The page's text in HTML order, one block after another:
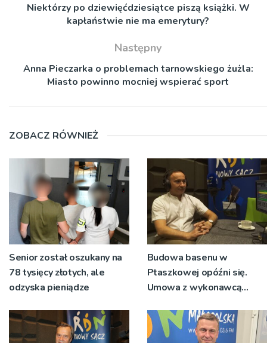
Niektórzy po dziewięćdziesiątce piszą książki. W
kapłaństwie nie ma emerytury?
Następny
Anna Pieczarka o problemach tarnowskiego żużla:
Miasto powinno mocniej wspierać sport
ZOBACZ RÓWNIEŻ
Senior został oszukany na
78 tysięcy złotych, ale
odzyska pieniądze
Budowa basenu w
Ptaszkowej opóźni się.
Umowa z wykonawcą
nie zostanie podpisana